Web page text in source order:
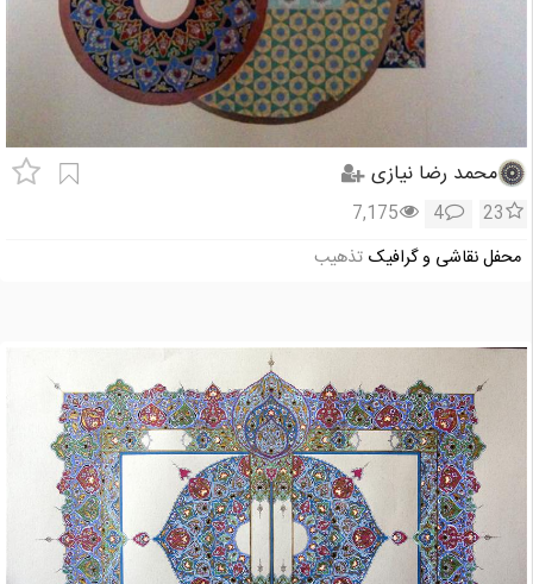
محمد رضا نیازی
23
4
7,175
محفل نقاشی و گرافیک تذهیب